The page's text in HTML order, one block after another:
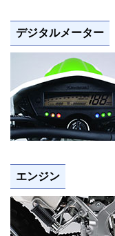
デジタルメーター
エンジン